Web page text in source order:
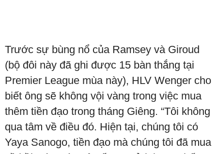
Trước sự bùng nổ của Ramsey và Giroud
(bộ đôi này đã ghi được 15 bàn thắng tại
Premier League mùa này), HLV Wenger cho
biết ông sẽ không vội vàng trong việc mua
thêm tiền đạo trong tháng Giêng. “Tôi không
qua tâm về điều đó. Hiện tại, chúng tôi có
Yaya Sanogo, tiền đạo mà chúng tôi đã mua